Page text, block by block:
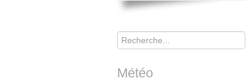
Rechercher
Météo